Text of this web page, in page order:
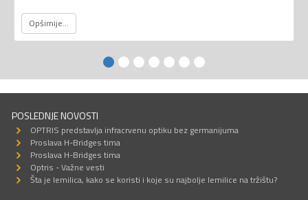
Opširnije...
POSLEDNJE NOVOSTI
OPTRIS predstavlja infracrvenu optiku bez germanijuma
Proslava H-Bridges tima
Proslava H-Bridges tima
Optris - Važne vesti
Šta je lemilica, kako se koristi i koje su najbolje lemilice na tržištu?